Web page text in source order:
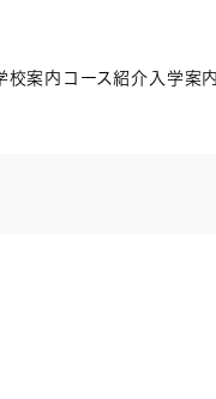
校案内 コース紹介 入学案